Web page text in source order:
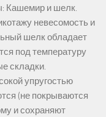
Кашемир и шелк.
невесомость и
шелк обладает
под температуру
складки.
упругостью
(не покрываются
и сохраняют